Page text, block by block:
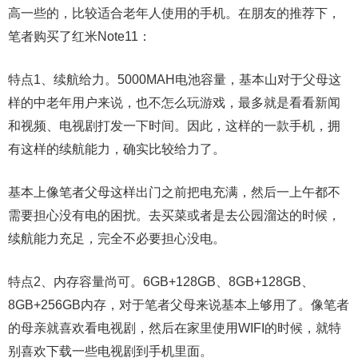
高一些的，比较适合老年人使用的手机。在朋友的推荐下，
笔者购买了红米Note11：
特点1、续航给力。5000MAH电池容量，基本山对于父母这
样的中老年用户来说，也不怎么玩游戏，最多就是看看新闻
和视频、电视剧打发一下时间。因此，这样的一款手机，拥
有这样的续航能力，确实比较给力了。
基本上像笔者父母这样出门之前把电充满，然后一上午都不
需要担心没有电的困扰。去买菜或者是去公园溜达的时候，
续航能力充足，完全不必要担心没电。
特点2、内存容量尚可。6GB+128GB、8GB+128GB、
8GB+256GB内存，对于笔者父母来说基本上够用了。像笔者
的母亲就喜欢看电视剧，然后在家里使用WIFI的时候，就特
别喜欢下载一些电视剧到手机里面。